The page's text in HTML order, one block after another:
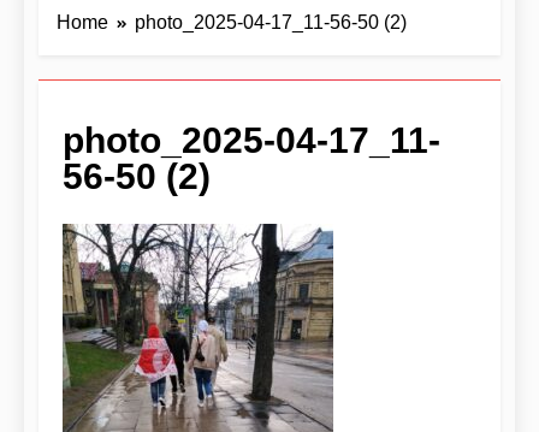
Home photo_2025-04-17_11-56-50 (2)
photo_2025-04-17_11-
56-50 (2)